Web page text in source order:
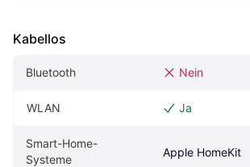
Kabellos
Bluetooth Nein
WLAN Ja
Smart-Home-
Systeme
Apple HomeKit